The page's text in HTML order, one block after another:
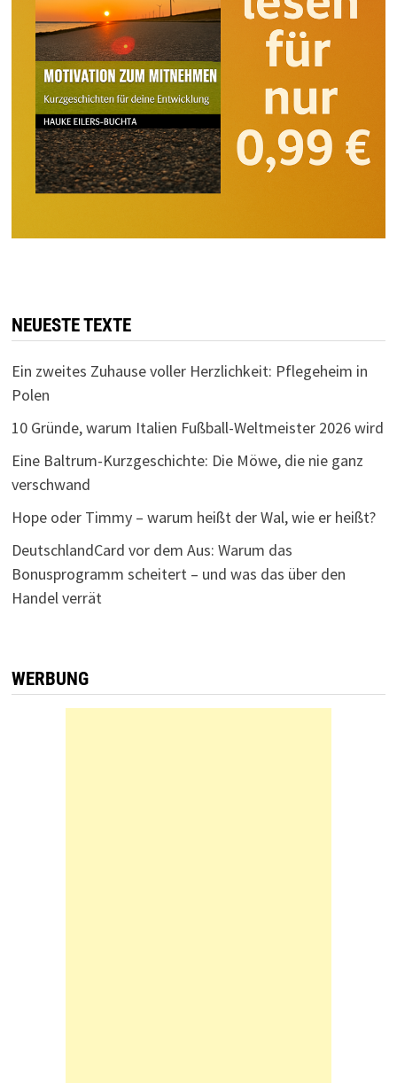
NEUESTE TEXTE
Ein zweites Zuhause voller Herzlichkeit: Pflegeheim in
Polen
10 Gründe, warum Italien Fußball-Weltmeister 2026 wird
Eine Baltrum-Kurzgeschichte: Die Möwe, die nie ganz
verschwand
Hope oder Timmy – warum heißt der Wal, wie er heißt?
DeutschlandCard vor dem Aus: Warum das
Bonusprogramm scheitert – und was das über den
Handel verrät
WERBUNG